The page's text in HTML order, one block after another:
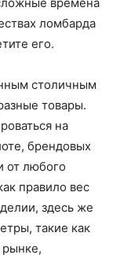
ломбарда
его.
столичным
товары.
на
брендовых
от любого
правило вес
здесь же
такие как
рынке,